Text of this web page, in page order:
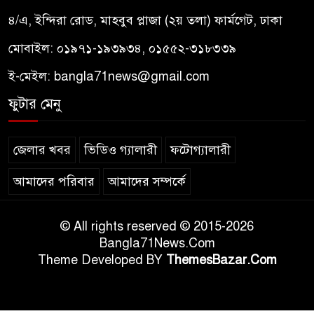
৪/এ, ইন্দিরা রোড, মাহবুব প্লাজা (২য় তলা) ফার্মগেট, ঢাকা
মোবাইল: ০১৯৭১-১৯৩৯৩৪, ০১৫৫২-৩১৮৩৩৯
ই-মেইল: bangla71news@gmail.com
ফুটার মেনু
জেলার খবর ভিডিও গ্যালারী ফটোগ্যালারী
আমাদের পরিবার আমাদের সম্পর্কে
© All rights reserved © 2015-2026
Bangla71News.Com
Theme Developed BY ThemesBazar.Com